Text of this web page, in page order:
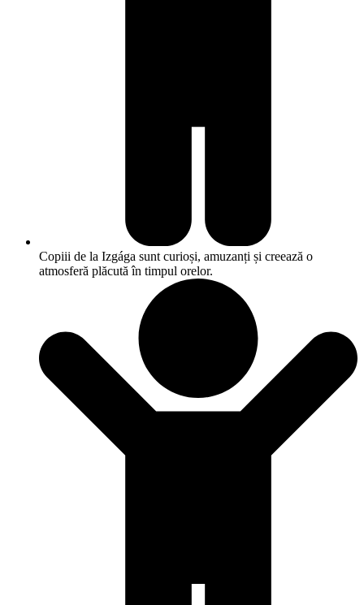
Copiii de la Izgága sunt curioși, amuzanți și creează o
atmosferă plăcută în timpul orelor.